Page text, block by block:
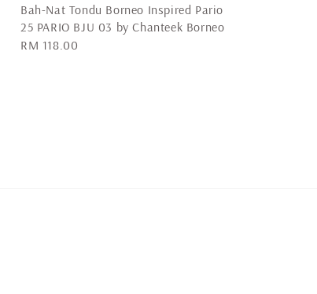
Bah-Nat Tondu Borneo Inspired Pario
25 PARIO BJU 03 by Chanteek Borneo
Regular
RM 118.00